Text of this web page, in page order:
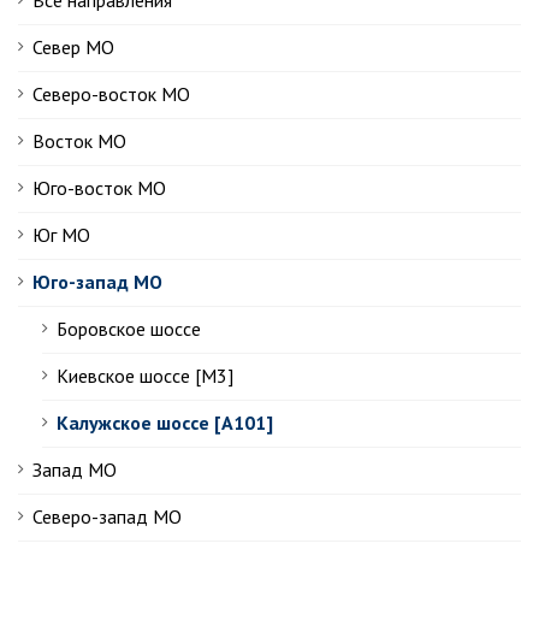
Север МО
Северо-восток МО
Восток МО
Юго-восток МО
Юг МО
Юго-запад МО
Боровское шоссе
Киевское шоссе [М3]
Калужское шоссе [А101]
Запад МО
Северо-запад МО